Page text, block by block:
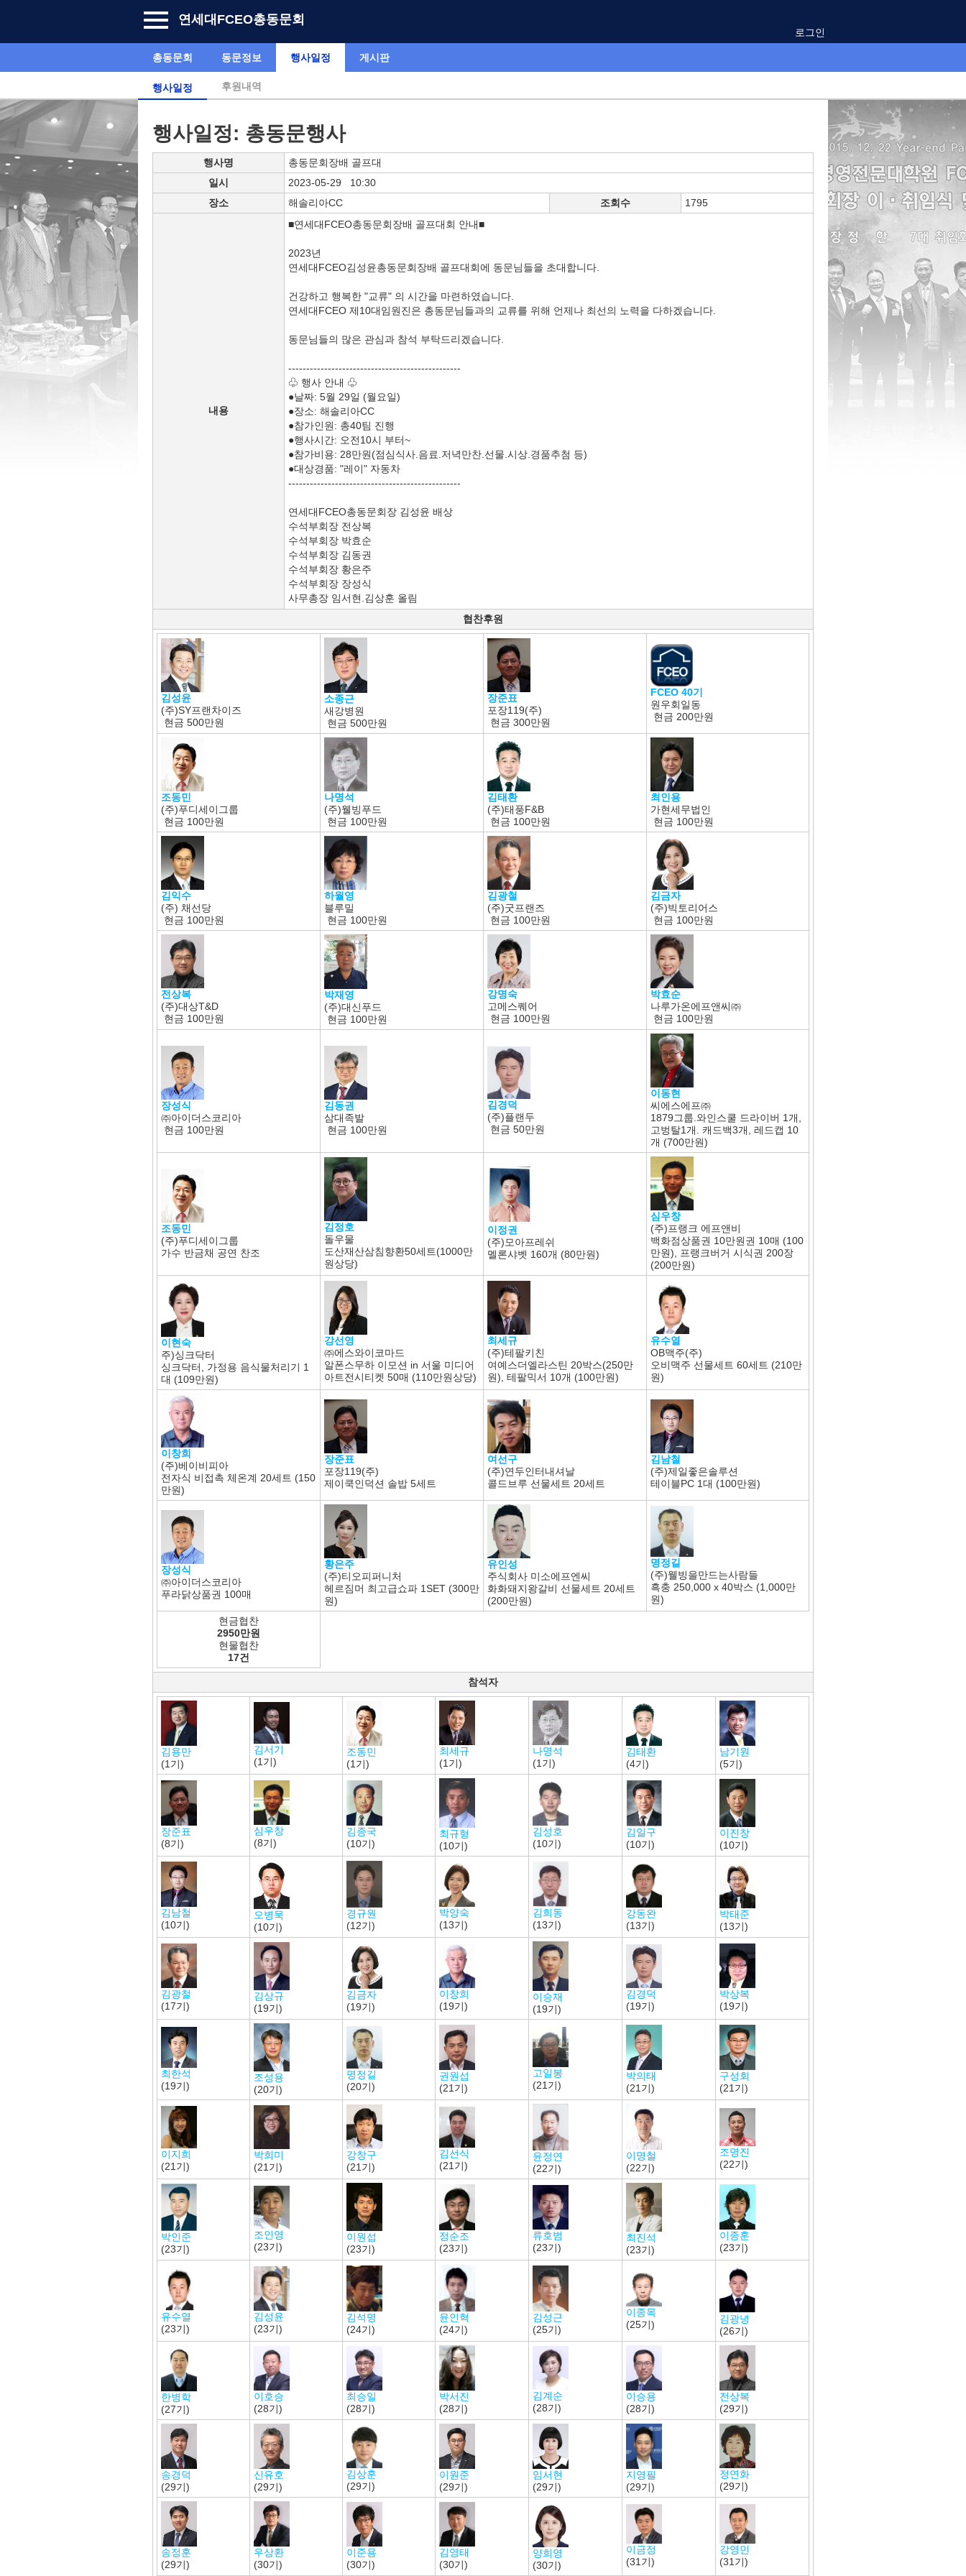
연세대FCEO총동문회
로그인
총동문회 동문정보 행사일정 게시판
행사일정 후원내역
행사일정: 총동문행사
행사명
총동문회장배 골프대
일시
2023-05-29 10:30
장소
해솔리아CC 조회수 1795
내용
■연세대FCEO총동문회장배 골프대회 안내■
2023년
연세대FCEO김성윤총동문회장배 골프대회에 동문님들을 초대합니다.
건강하고 행복한 "교류" 의 시간을 마련하였습니다.
연세대FCEO 제10대임원진은 총동문님들과의 교류를 위해 언제나 최선의 노력을 다하겠습니다.
동문님들의 많은 관심과 참석 부탁드리겠습니다.
------------------------------------------------
♧ 행사 안내 ♧
●날짜: 5월 29일 (월요일)
●장소: 해솔리아CC
●참가인원: 총40팀 진행
●행사시간: 오전10시 부터~
●참가비용: 28만원(점심식사.음료.저녁만찬.선물.시상.경품추첨 등)
●대상경품: "레이" 자동차
------------------------------------------------
연세대FCEO총동문회장 김성윤 배상
수석부회장 전상복
수석부회장 박효순
수석부회장 김동권
수석부회장 황은주
수석부회장 장성식
사무총장 임서현.김상훈 올림
협찬후원
김성윤
(주)SY프랜차이즈
현금 500만원
소종근
새강병원
현금 500만원
장준표
포장119(주)
현금 300만원
FCEO 40기
원우회일동
현금 200만원
조동민
(주)푸디세이그룹
현금 100만원
나명석
(주)웰빙푸드
현금 100만원
김태환
(주)태풍F&B
현금 100만원
최인용
가현세무법인
현금 100만원
김익수
(주) 채선당
현금 100만원
하월영
블루밀
현금 100만원
김광철
(주)굿프랜즈
현금 100만원
김금자
(주)빅토리어스
현금 100만원
전상복
(주)대상T&D
현금 100만원
박재영
(주)대신푸드
현금 100만원
강명숙
고메스퀘어
현금 100만원
박효순
나루가온에프앤씨㈜
현금 100만원
장성식
㈜아이더스코리아
현금 100만원
김동권
삼대족발
현금 100만원
김경덕
(주)플랜두
현금 50만원
이동현
씨에스에프㈜
1879그룹.와인스쿨 드라이버 1개,
고벙탈1개. 캐드백3개, 레드캡 10
개 (700만원)
조동민
(주)푸디세이그룹
가수 반금채 공연 찬조
김정호
돌우물
도산재산삼침향환50세트(1000만
원상당)
이정권
(주)모아프레쉬
멜론샤벳 160개 (80만원)
심우창
(주)프랭크 에프앤비
백화점상품권 10만원권 10매 (100
만원), 프랭크버거 시식권 200장
(200만원)
이현숙
주)싱크닥터
싱크닥터, 가정용 음식물처리기 1
대 (109만원)
강선영
㈜에스와이코마드
알폰스무하 이모션 in 서울 미디어
아트전시티켓 50매 (110만원상당)
최세규
(주)테팔키친
여예스더엘라스틴 20박스(250만
원), 테팔믹서 10개 (100만원)
유수열
OB맥주(주)
오비맥주 선물세트 60세트 (210만
원)
이창희
(주)베이비피아
전자식 비접촉 체온계 20세트 (150
만원)
장준표
포장119(주)
제이쿡인덕션 솔밥 5세트
여선구
(주)연두인터내셔날
콜드브루 선물세트 20세트
김남철
(주)제일좋은솔루션
테이블PC 1대 (100만원)
장성식
㈜아이더스코리아
푸라닭상품권 100매
황은주
(주)티오피퍼니처
헤르짐머 최고급쇼파 1SET (300만
원)
유인성
주식회사 미소에프엔씨
화화돼지왕갈비 선물세트 20세트
(200만원)
명정길
(주)웰빙을만드는사람들
흑충 250,000 x 40박스 (1,000만
원)
현금협찬
2950만원
현물협찬
17건
참석자
김용만
(1기)
김서기
(1기)
조동민
(1기)
최세규
(1기)
나명석
(1기)
김태환
(4기)
남기원
(5기)
장준표
(8기)
심우창
(8기)
김종국
(10기)
최규형
(10기)
김성호
(10기)
김일구
(10기)
이진창
(10기)
김남철
(10기)
오병묵
(10기)
경규원
(12기)
박양숙
(13기)
김희동
(13기)
강동완
(13기)
박태준
(13기)
김광철
(17기)
김상규
(19기)
김금자
(19기)
이창희
(19기)
이승재
(19기)
김경덕
(19기)
박상복
(19기)
최한석
(19기)
조성용
(20기)
명정길
(20기)
권원섭
(21기)
고일봉
(21기)
박의태
(21기)
구성회
(21기)
이지희
(21기)
박희미
(21기)
강창구
(21기)
김선식
(21기)
윤정연
(22기)
이명철
(22기)
조명진
(22기)
박인준
(23기)
조인영
(23기)
이원섭
(23기)
정순조
(23기)
류호범
(23기)
최진석
(23기)
이종훈
(23기)
유수열
(23기)
김성윤
(23기)
김석명
(24기)
윤인혁
(24기)
김성근
(25기)
이종목
(25기)
김광녕
(26기)
한병학
(27기)
이호승
(28기)
최승일
(28기)
박서진
(28기)
김계순
(28기)
이승용
(28기)
전상복
(29기)
송경덕
(29기)
신유호
(29기)
김상훈
(29기)
이원준
(29기)
임서현
(29기)
지영필
(29기)
정연화
(29기)
송정훈
(29기)
우상환
(30기)
이준용
(30기)
김영태
(30기)
양희영
(30기)
이금정
(31기)
강영민
(31기)